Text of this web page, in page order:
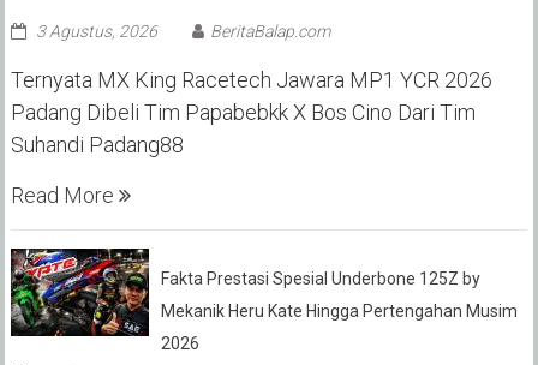
3 Agustus, 2026 BeritaBalap.com
Ternyata MX King Racetech Jawara MP1 YCR 2026
Padang Dibeli Tim Papabebkk X Bos Cino Dari Tim
Suhandi Padang88
Read More
Fakta Prestasi Spesial Underbone 125Z by
Mekanik Heru Kate Hingga Pertengahan Musim
2026